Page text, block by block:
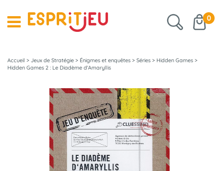
0
Accueil > Jeux de Stratégie > Énigmes et enquêtes > Séries > Hidden Games >
Hidden Games 2 : Le Diadème d'Amaryllis